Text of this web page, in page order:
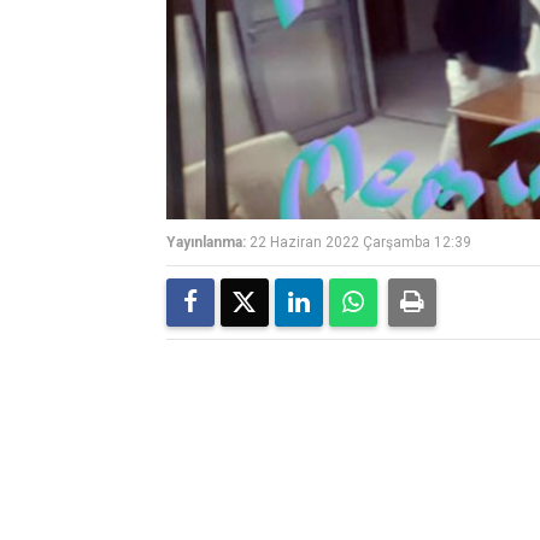
Yayınlanma: 22 Haziran 2022 Çarşamba 12:39